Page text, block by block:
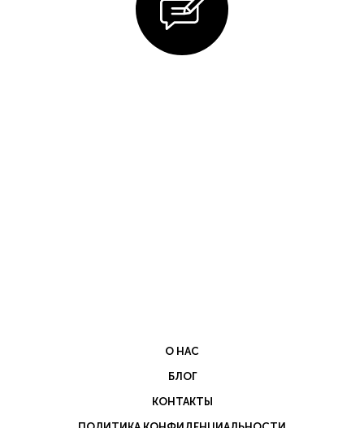
ПОЛИТИКА КОНФИДЕНЦИАЛЬНОСТИ
О НАС
БЛОГ
КОНТАКТЫ